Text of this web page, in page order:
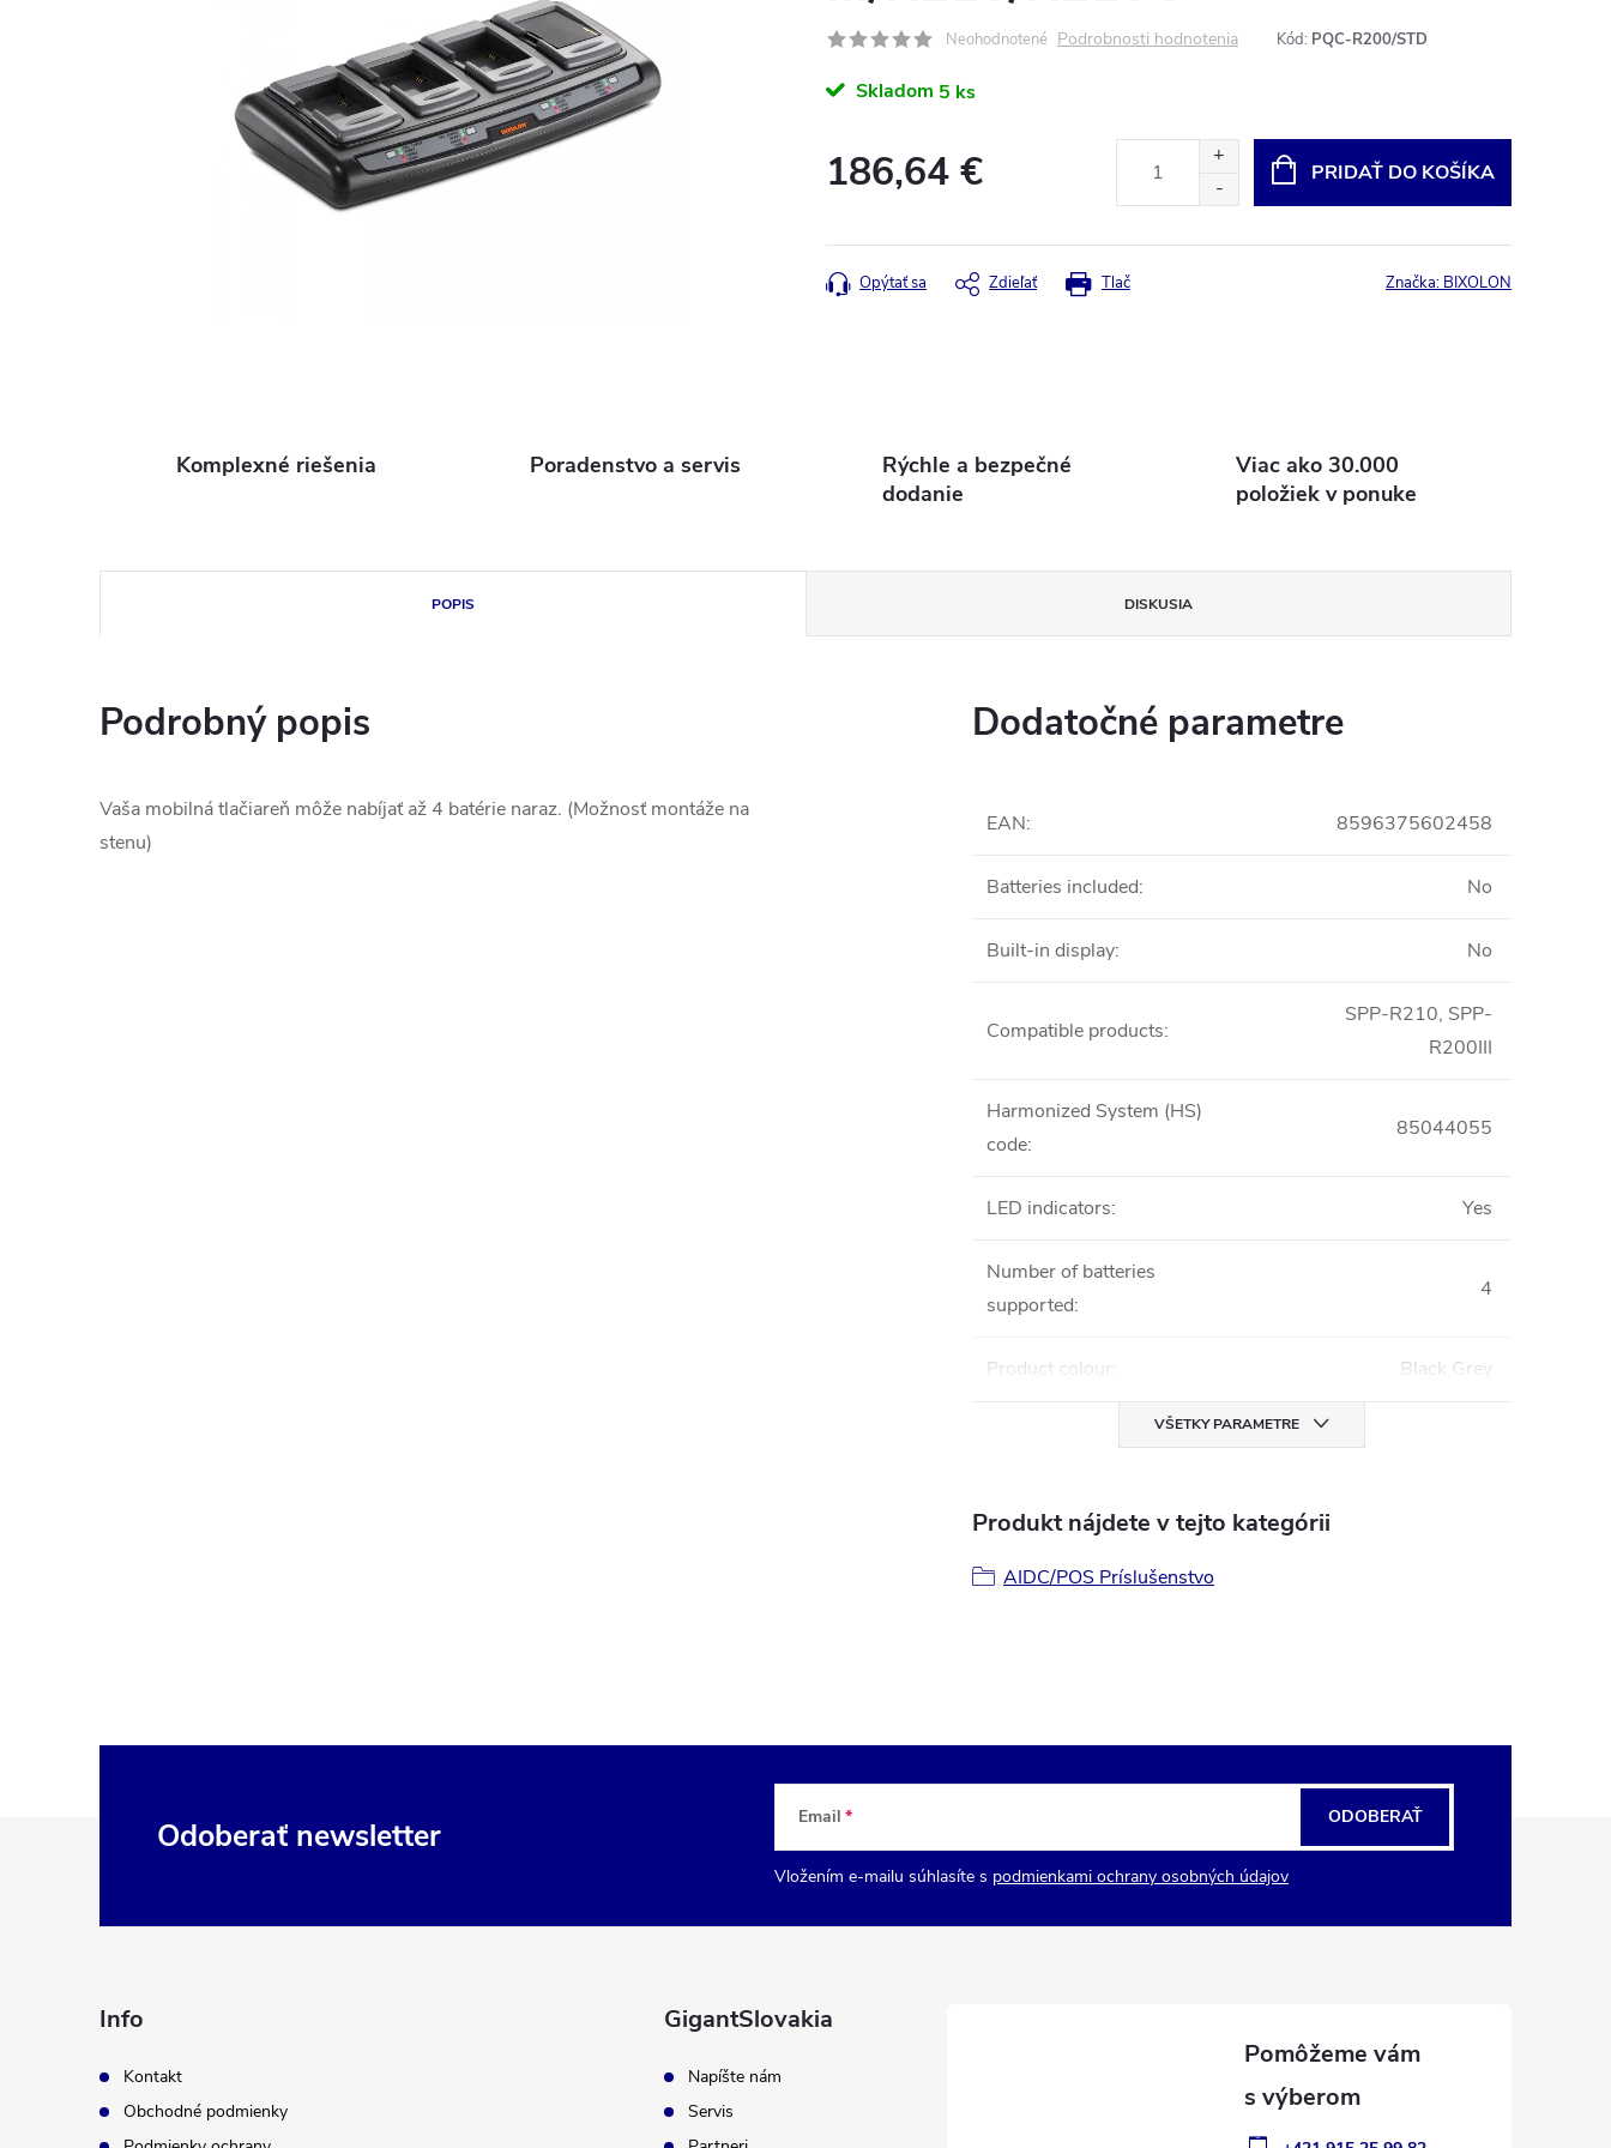
Neohodnotené Podrobnosti hodnotenia Kód: PQC-R200/STD
Skladom 5 ks
186,64 € PRIDAŤ DO KOŠÍKA
Tlač
Opýtať sa Zdieľať Značka: BIXOLON
Komplexné riešenia Poradenstvo a servis
Rýchle a bezpečné
dodanie
Viac ako 30.000
položiek v ponuke
POPIS DISKUSIA
Podrobný popis
Vaša mobilná tlačiareň môže nabíjať až 4 batérie naraz. (Možnosť montáže na
stenu)
Dodatočné parametre
EAN: 8596375602458
Batteries included: No
Built-in display: No
Compatible products:
SPP-R210, SPP-
R200III
Harmonized System (HS)
code:
85044055
LED indicators: Yes
Number of batteries
supported:
4
Product colour: Black,Grey
VŠETKY PARAMETRE
Produkt nájdete v tejto kategórii
AIDC/POS Príslušenstvo
Odoberať newsletter Email
Vložením e-mailu súhlasíte s podmienkami ochrany osobných údajov
ODOBERAŤ
Info
Kontakt
Obchodné podmienky
GigantSlovakia
Napíšte nám
Servis